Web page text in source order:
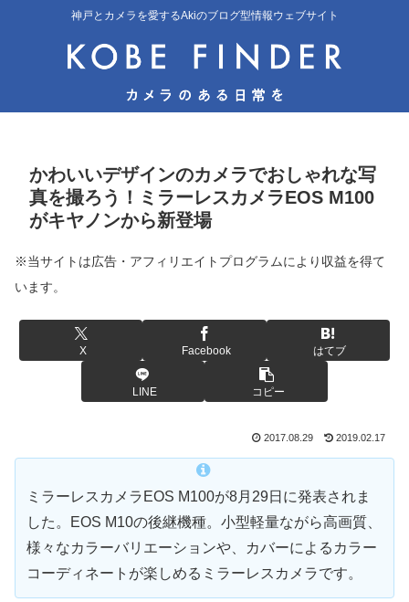
神戸とカメラを愛するAkiのブログ型情報ウェブサイト
かわいいデザインのカメラでおしゃれな写
真を撮ろう！ミラーレスカメラEOS M100
がキヤノンから新登場
※当サイトは広告・アフィリエイトプログラムにより収益を得て
います。
X Facebook はてブ
LINE コピー
2017.08.29 2019.02.17
ミラーレスカメラEOS M100が8月29日に発表されま
した。EOS M10の後継機種。小型軽量ながら高画質、
様々なカラーバリエーションや、カバーによるカラー
コーディネートが楽しめるミラーレスカメラです。